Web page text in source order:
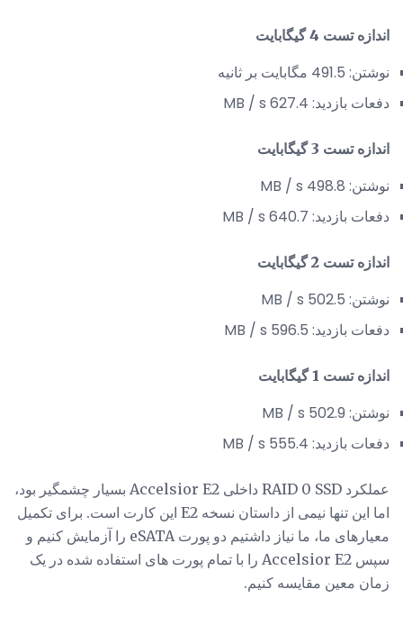
اندازه تست 4 گیگابایت
نوشتن: 491.5 مگابایت بر ثانیه
دفعات بازدید: 627.4 MB / s
اندازه تست 3 گیگابایت
نوشتن: 498.8 MB / s
دفعات بازدید: 640.7 MB / s
اندازه تست 2 گیگابایت
نوشتن: 502.5 MB / s
دفعات بازدید: 596.5 MB / s
اندازه تست 1 گیگابایت
نوشتن: 502.9 MB / s
دفعات بازدید: 555.4 MB / s
عملکرد RAID 0 SSD داخلی Accelsior E2 بسیار چشمگیر بود،
اما این تنها نیمی از داستان نسخه E2 این کارت است. برای تکمیل
معیارهای ما، ما نیاز داشتیم دو پورت eSATA را آزمایش کنیم و
سپس Accelsior E2 را با تمام پورت های استفاده شده در یک
زمان معین مقایسه کنیم.